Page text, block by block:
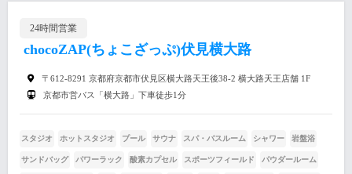
24時間営業
chocoZAP(ちょこざっぷ)伏見横大路
〒612-8291 京都府京都市伏見区横大路天王後38-2 横大路天王店舗 1F
京都市営バス「横大路」下車徒歩1分
スタジオ ホットスタジオ プール サウナ スパ・バスルーム シャワー 岩盤浴
サンドバッグ パワーラック 酸素カプセル スポーツフィールド パウダールーム